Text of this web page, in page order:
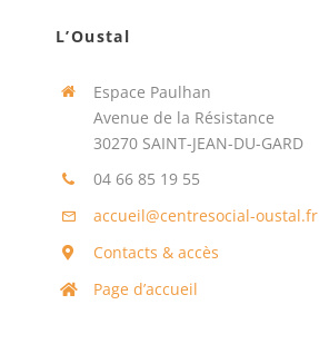
L’Oustal
Espace Paulhan
Avenue de la Résistance
30270 SAINT-JEAN-DU-GARD
04 66 85 19 55
accueil@centresocial-oustal.fr
Contacts & accès
Page d’accueil